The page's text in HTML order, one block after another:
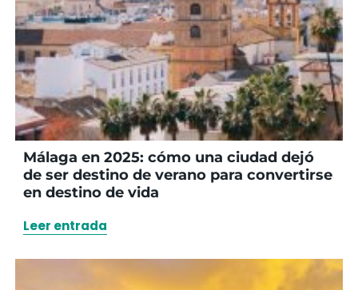
Málaga en 2025: cómo una ciudad dejó
de ser destino de verano para convertirse
en destino de vida
Leer entrada